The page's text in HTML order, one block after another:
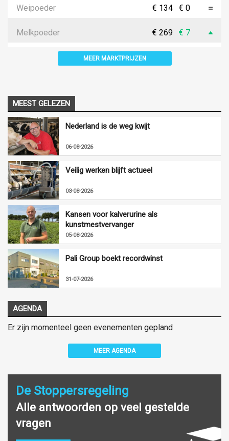
Weipoeder € 134 € 0
Melkpoeder € 269 € 7
MEER MARKTPRIJZEN
MEEST GELEZEN
Nederland is de weg kwijt
06-08-2026
Veilig werken blijft actueel
03-08-2026
Kansen voor kalverurine als
kunstmestvervanger
05-08-2026
Pali Group boekt recordwinst
31-07-2026
AGENDA
Er zijn momenteel geen evenementen gepland
MEER AGENDA
De Stoppersregeling
Alle antwoorden op veel gestelde
vragen